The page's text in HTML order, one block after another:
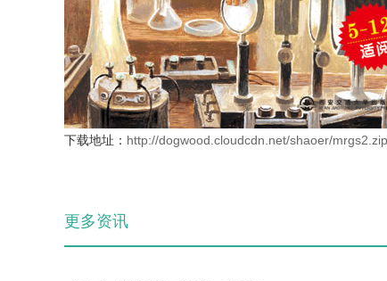
下载地址 ： http://dogwood.cloudcdn.net/shaoer/mrgs2.zip
更多资讯